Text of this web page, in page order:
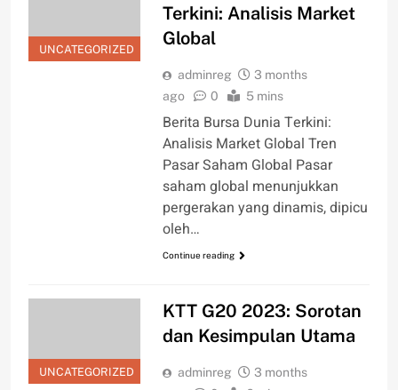
UNCATEGORIZED
Terkini: Analisis Market
Global
adminreg
3 months
ago
0 5 mins
Berita Bursa Dunia Terkini:
Analisis Market Global Tren
Pasar Saham Global Pasar
saham global menunjukkan
pergerakan yang dinamis, dipicu
oleh…
Continue reading
UNCATEGORIZED
KTT G20 2023: Sorotan
dan Kesimpulan Utama
adminreg
3 months